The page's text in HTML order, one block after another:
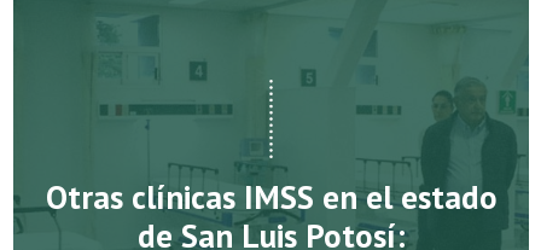
Otras clínicas IMSS en el estado
de San Luis Potosí: